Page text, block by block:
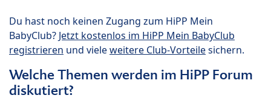
Du hast noch keinen Zugang zum HiPP Mein
BabyClub? Jetzt kostenlos im HiPP Mein BabyClub
registrieren und vieleweitere Club-Vorteilesichern.
Welche Themen werden im HiPP Forum
diskutiert?